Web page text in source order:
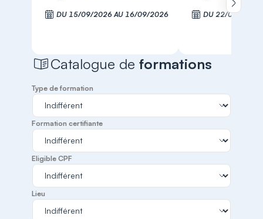
DU 15/09/2026 AU 16/09/2026 DU 22/09/2026
Défiler
Catalogue deformations
Type de formation
Formation certifiante
Eligible CPF
Lieu